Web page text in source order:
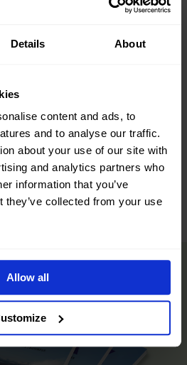
Details About
content and ads, to
and to analyse our traffic.
about your use of our site with
and analytics partners who
information that you’ve
they’ve collected from your use
Allow all
Leaflet OpenStreetMap